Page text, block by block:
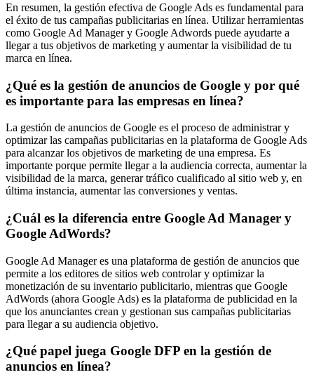
En resumen, la gestión efectiva de Google Ads es fundamental para
el éxito de tus campañas publicitarias en línea. Utilizar herramientas
como Google Ad Manager y Google Adwords puede ayudarte a
llegar a tus objetivos de marketing y aumentar la visibilidad de tu
marca en línea.
¿Qué es la gestión de anuncios de Google y por qué
es importante para las empresas en línea?
La gestión de anuncios de Google es el proceso de administrar y
optimizar las campañas publicitarias en la plataforma de Google Ads
para alcanzar los objetivos de marketing de una empresa. Es
importante porque permite llegar a la audiencia correcta, aumentar la
visibilidad de la marca, generar tráfico cualificado al sitio web y, en
última instancia, aumentar las conversiones y ventas.
¿Cuál es la diferencia entre Google Ad Manager y
Google AdWords?
Google Ad Manager es una plataforma de gestión de anuncios que
permite a los editores de sitios web controlar y optimizar la
monetización de su inventario publicitario, mientras que Google
AdWords (ahora Google Ads) es la plataforma de publicidad en la
que los anunciantes crean y gestionan sus campañas publicitarias
para llegar a su audiencia objetivo.
¿Qué papel juega Google DFP en la gestión de
anuncios en línea?